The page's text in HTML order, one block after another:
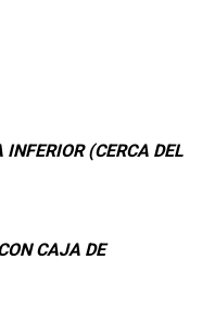
(CERCA DEL
CAJA DE